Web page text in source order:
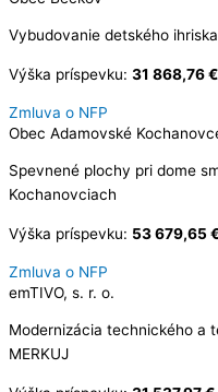
Vybudovanie detského
Výška príspevku: 31 868,76 €
Zmluva o NFP
Obec Adamovské
Spevnené plochy pri dome
Kochanovciach
Výška príspevku: 53 679,65
Zmluva o NFP
emTIVO, s. r. o.
Modernizácia technického a
MERKUJ